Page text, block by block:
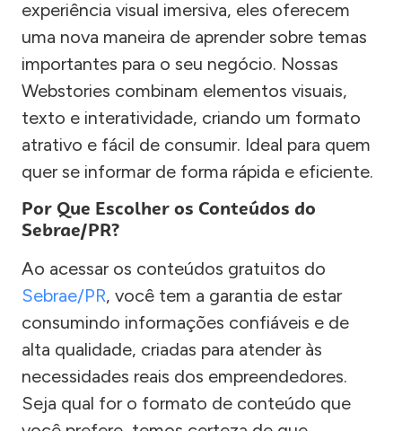
experiência visual imersiva, eles oferecem
uma nova maneira de aprender sobre temas
importantes para o seu negócio. Nossas
Webstories combinam elementos visuais,
texto e interatividade, criando um formato
atrativo e fácil de consumir. Ideal para quem
quer se informar de forma rápida e eficiente.
Por Que Escolher os Conteúdos do
Sebrae/PR?
Ao acessar os conteúdos gratuitos do
Sebrae/PR, você tem a garantia de estar
consumindo informações confiáveis e de
alta qualidade, criadas para atender às
necessidades reais dos empreendedores.
Seja qual for o formato de conteúdo que